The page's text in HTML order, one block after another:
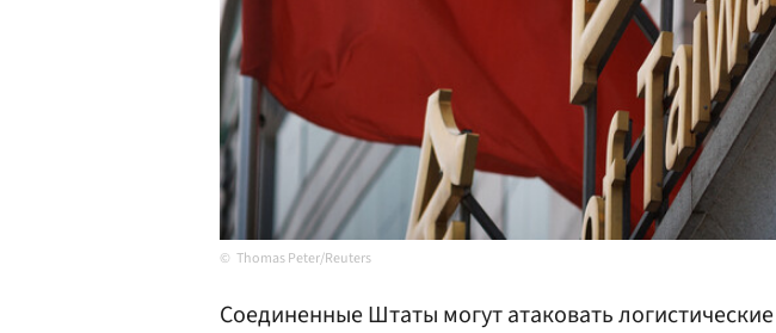
Thomas Peter/Reuters
Соединенные Штаты могут атаковать